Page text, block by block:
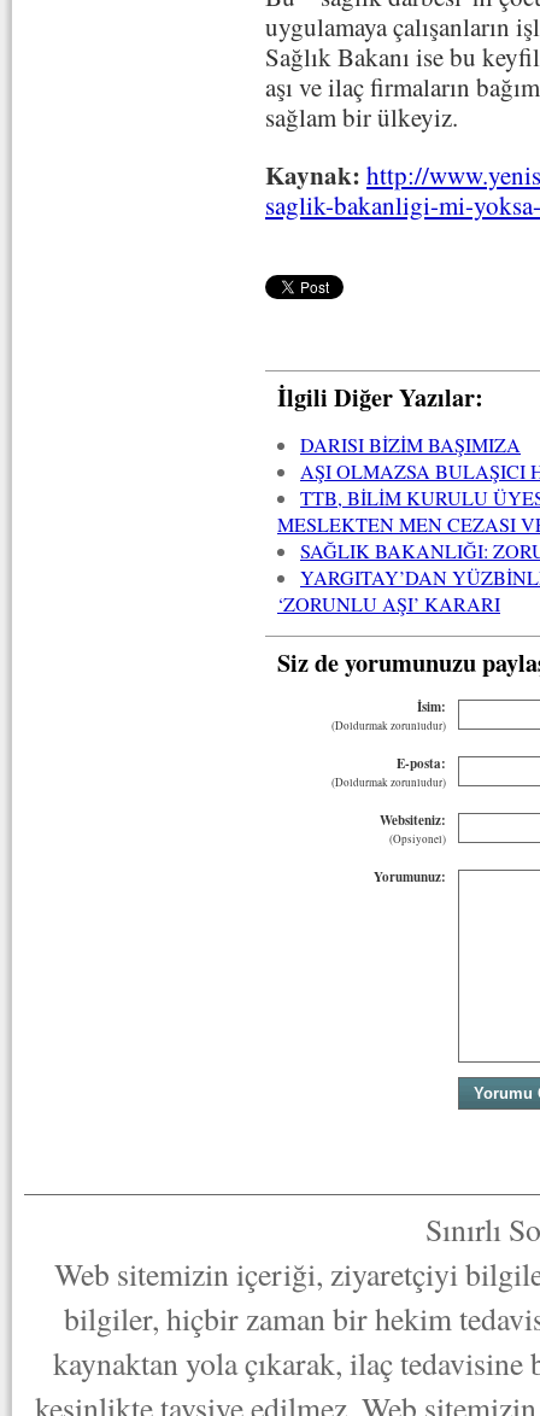
uygulamaya çalışanların
Sağlık Bakanı ise bu
aşı ve ilaç firmaların
sağlam bir ülkeyiz.
Kaynak: http://
saglik-bakanligi-mi-
İlgili Diğer Yazılar:
DARISI BİZİM BAŞIMIZA
AŞI OLMAZSA BULAŞICI
TTB, BİLİM KURULU
MESLEKTEN MEN CEZASI
SAĞLIK BAKANLIĞI:
YARGITAY’DAN
‘ZORUNLU AŞI’ KARARI
Siz de yorumunuzu
İsim:
(Doldurmak zorunludur)
E-posta:
(Doldurmak zorunludur)
Websiteniz:
(Opsiyonel)
Yorumunuz:
Sınırlı
Web sitemizin içeriği, ziyaretçiyi
bilgiler, hiçbir zaman bir hekim
kaynaktan yola çıkarak, ilaç